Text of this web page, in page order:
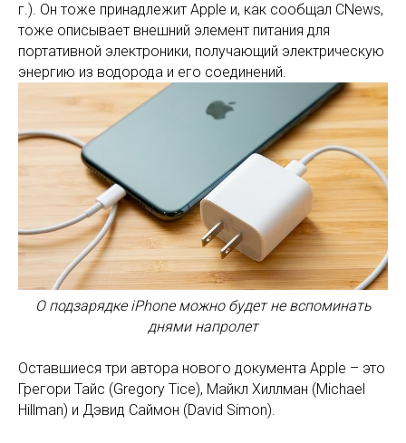
г.). Он тоже принадлежит Apple и, как сообщал CNews,
тоже описывает внешний элемент питания для
портативной электроники, получающий электрическую
энергию из водорода и его соединений.
О подзарядке iPhone можно будет не вспоминать
днями напролет
Оставшиеся три автора нового документа Apple – это
Грегори Тайс (Gregory Tice), Майкл Хиллман (Michael
Hillman) и Дэвид Саймон (David Simon).